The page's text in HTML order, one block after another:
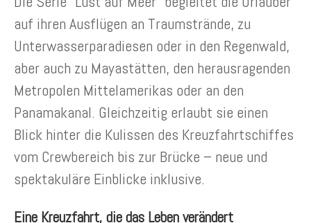
auf ihren Ausflügen an Traumstrände, zu
Unterwasserparadiesen oder in den Regenwald,
aber auch zu Mayastätten, den herausragenden
Metropolen Mittelamerikas oder an den
Panamakanal. Gleichzeitig erlaubt sie einen
Blick hinter die Kulissen des Kreuzfahrtschiffes
vom Crewbereich bis zur Brücke – neue und
spektakuläre Einblicke inklusive.
Eine Kreuzfahrt, die das Leben verändert